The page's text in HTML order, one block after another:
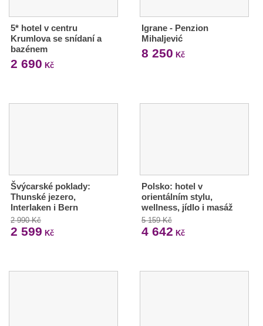
5* hotel v centru
Krumlova se snídaní a
bazénem
2 690 Kč
Igrane - Penzion
Mihaljević
8 250 Kč
Švýcarské poklady:
Thunské jezero,
Interlaken i Bern
2 990 Kč
2 599 Kč
Polsko: hotel v
orientálním stylu,
wellness, jídlo i masáž
5 159 Kč
4 642 Kč